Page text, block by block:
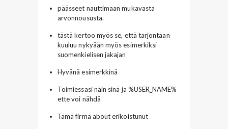
päässeet nauttimaan mukavasta
arvonnoususta.
tästä kertoo myös se, että tarjontaan
kuuluu nykyään myös esimerkiksi
suomenkielisen jakajan
Hyvänä esimerkkinä
Toimiessasi näin sinä ja %USER_NAME%
ette voi nähdä
Tämä firma about erikoistunut